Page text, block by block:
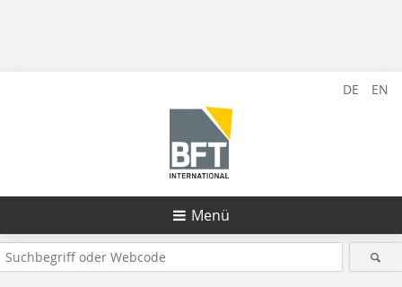
DE EN
Menü